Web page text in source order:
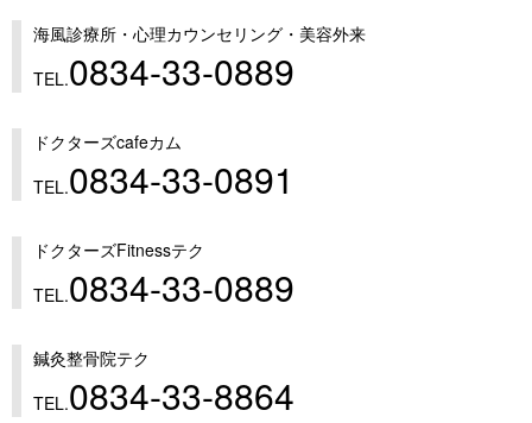
海風診療所・心理カウンセリング・美容外来
TEL.0834-33-0889
ドクターズcafeカム
TEL.0834-33-0891
ドクターズFitnessテク
TEL.0834-33-0889
鍼灸整骨院テク
TEL.0834-33-8864